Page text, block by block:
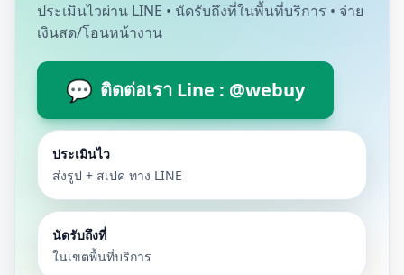
ประเมินไวผ่าน LINE • นัดรับถึงที่ในพื้นที่บริการ • จ่าย
เงินสด/โอนหน้างาน
💬 ติดต่อเรา Line : @webuy
ประเมินไว
ส่งรูป + สเปค ทาง LINE
นัดรับถึงที่
ในเขตพื้นที่บริการ